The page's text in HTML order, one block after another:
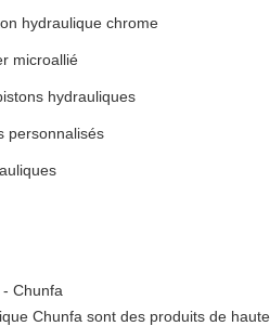
hydraulique chrome
microallié
hydrauliques
personnalisés
Chunfa
Chunfa sont des produits de